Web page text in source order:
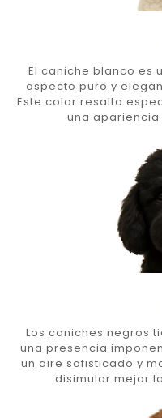
El caniche blanco es
aspecto puro y
Este color resalta
una apariencia
Los caniches negros
una presencia
un aire sofisticado y
disimular mejor